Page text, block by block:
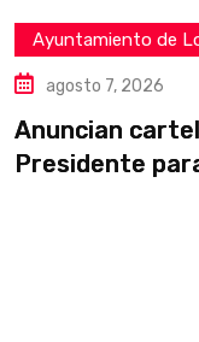
Ayuntamiento de
agosto 7, 2026
Anuncian
Presidente